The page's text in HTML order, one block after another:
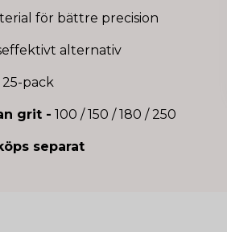
för bättre precision
alternativ
25-pack
grit - 100 / 150 / 180 / 250
separat